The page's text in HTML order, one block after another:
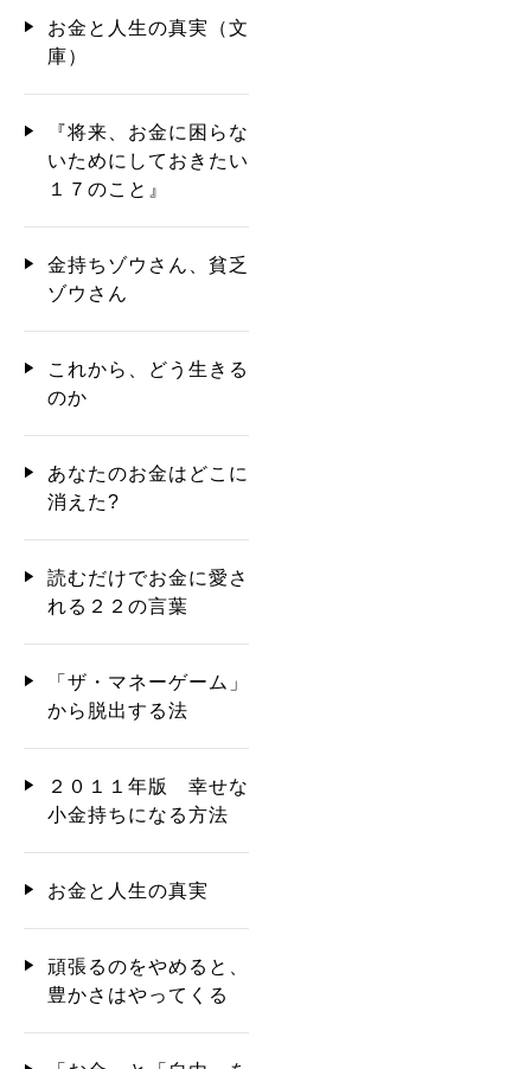
お金と人生の真実（文
庫）
『将来、お金に困らな
いためにしておきたい
１７のこと』
金持ちゾウさん、貧乏
ゾウさん
これから、どう生きる
のか
あなたのお金はどこに
消えた?
読むだけでお金に愛さ
れる２２の言葉
「ザ・マネーゲーム」
から脱出する法
２０１１年版 幸せな
小金持ちになる方法
お金と人生の真実
頑張るのをやめると、
豊かさはやってくる